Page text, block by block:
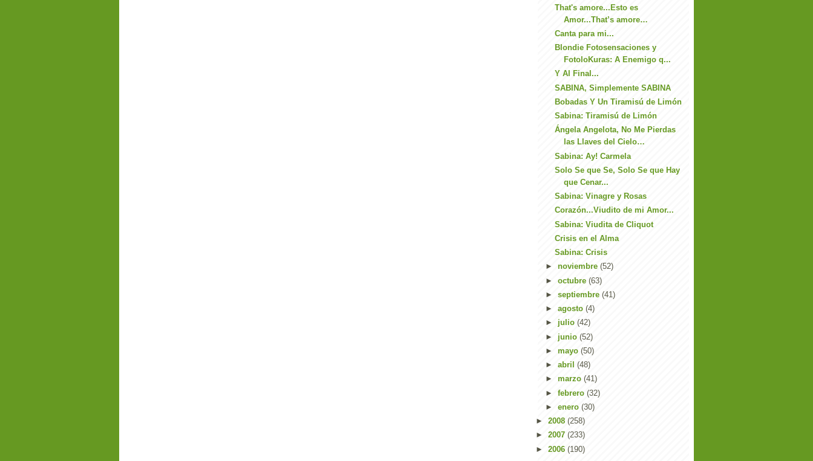
That's amore...Esto es
Amor...That’s amore…
Canta para mi...
Blondie Fotosensaciones y
FotoloKuras: A Enemigo q...
Y Al Final...
SABINA, Simplemente SABINA
Bobadas Y Un Tiramisú de Limón
Sabina: Tiramisú de Limón
Ángela Angelota, No Me Pierdas
las Llaves del Cielo…
Sabina: Ay! Carmela
Solo Se que Se, Solo Se que Hay
que Cenar...
Sabina: Vinagre y Rosas
Corazón...Viudito de mi Amor...
Sabina: Viudita de Cliquot
Crisis en el Alma
Sabina: Crisis
► noviembre (52)
► octubre (63)
► septiembre (41)
► agosto (4)
► julio (42)
► junio (52)
► mayo (50)
► abril (48)
► marzo (41)
► febrero (32)
► enero (30)
► 2008 (258)
► 2007 (233)
► 2006 (190)